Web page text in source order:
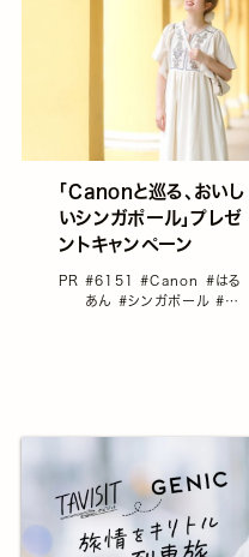
「Canonと巡る、おいし
いシンガポール」プレゼ
ントキャンペーン
PR #6151#Canon #はる
あん #シンガポール#プ